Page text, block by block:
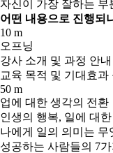
자신이 가장 잘하는
어떤 내용으로 진행되
10 m
오프닝
강사 소개 및 과정 안내
교육 목적 및 기대효과
50 m
업에 대한 생각의 전환
인생의 행복, 일에 대
나에게 일의 의미는 무
성공하는 사람들의 7